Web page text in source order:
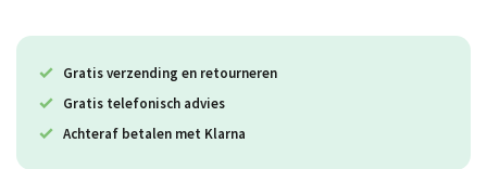
Gratis verzending en retourneren
Gratis telefonisch advies
Achteraf betalen met Klarna